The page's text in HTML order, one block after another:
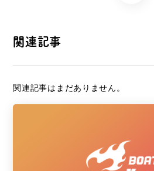
関連記事
関連記事はまだありません。